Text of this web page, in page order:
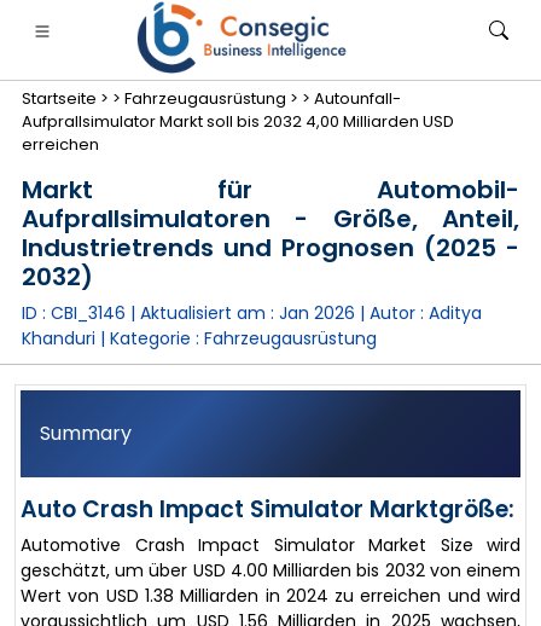
Finanzdienstleistungen und Versicherungen
• Konsumgüter• Energie und Strom
•
• Fallstudien
Startseite > > Fahrzeugausrüstung > > Autounfall-
Aufprallsimulator Markt soll bis 2032 4,00 Milliarden USD
erreichen
Markt für Automobil-
Aufprallsimulatoren - Größe, Anteil,
Industrietrends und Prognosen (2025 -
2032)
ID : CBI_3146 | Aktualisiert am : Jan 2026 | Autor : Aditya
Khanduri | Kategorie : Fahrzeugausrüstung
Summary
Auto Crash Impact Simulator Marktgröße:
Automotive Crash Impact Simulator Market Size wird
geschätzt, um über USD 4.00 Milliarden bis 2032 von einem
Wert von USD 1.38 Milliarden in 2024 zu erreichen und wird
voraussichtlich um USD 1.56 Milliarden in 2025 wachsen,